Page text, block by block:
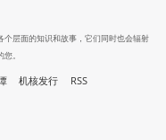
层面的知识和故事，它们同时也会辐射
。
机核发行 RSS